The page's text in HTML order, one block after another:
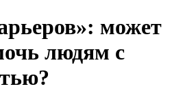
может
людям с